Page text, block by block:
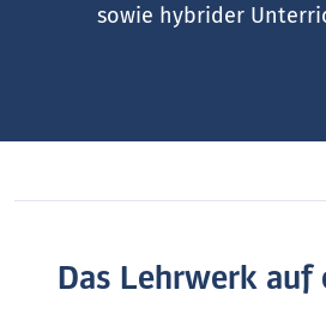
sowie hybrider
Das Lehrwerk auf